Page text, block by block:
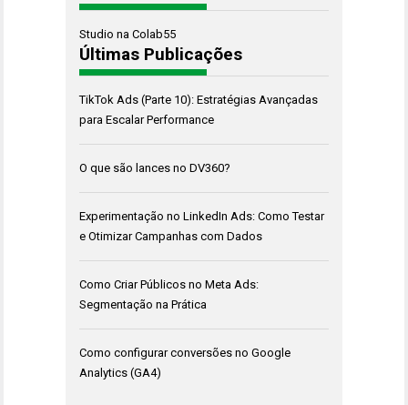
Studio na Colab55
Últimas Publicações
TikTok Ads (Parte 10): Estratégias Avançadas
para Escalar Performance
O que são lances no DV360?
Experimentação no LinkedIn Ads: Como Testar
e Otimizar Campanhas com Dados
Como Criar Públicos no Meta Ads:
Segmentação na Prática
Como configurar conversões no Google
Analytics (GA4)